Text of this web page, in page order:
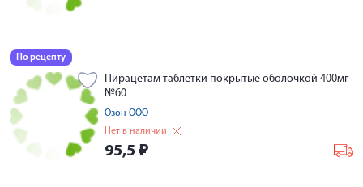
По рецепту
Пирацетам таблетки покрытые оболочкой 400мг
№60
Озон ООО
Нет в наличии
95,5 ₽